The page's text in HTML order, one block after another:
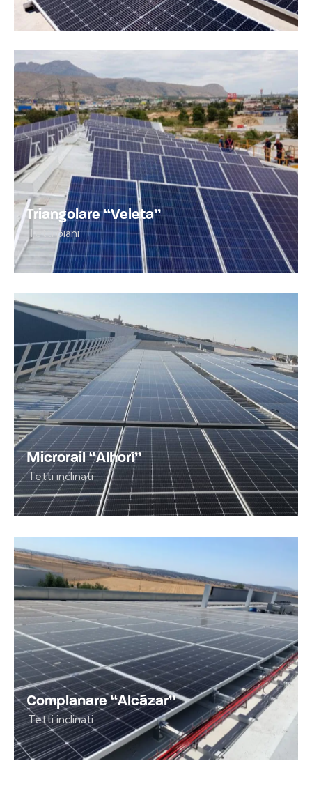
Triangolare “Veleta”
Tetti piani
Microrail “Alhorí”
Tetti inclinati
Complanare “Alcázar”
Tetti inclinati